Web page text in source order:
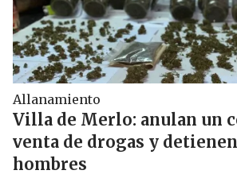
Allanamiento
Villa de Merlo: anulan un
venta de drogas y
hombres